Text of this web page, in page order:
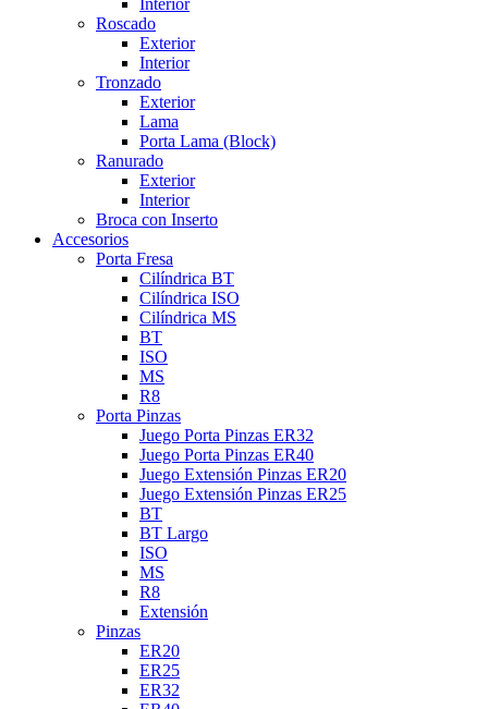
Interior
Roscado
Exterior
Interior
Tronzado
Exterior
Lama
Porta Lama (Block)
Ranurado
Exterior
Interior
Broca con Inserto
Accesorios
Porta Fresa
Cilíndrica BT
Cilíndrica ISO
Cilíndrica MS
BT
ISO
MS
R8
Porta Pinzas
Juego Porta Pinzas ER32
Juego Porta Pinzas ER40
Juego Extensión Pinzas ER20
Juego Extensión Pinzas ER25
BT
BT Largo
ISO
MS
R8
Extensión
Pinzas
ER20
ER25
ER32